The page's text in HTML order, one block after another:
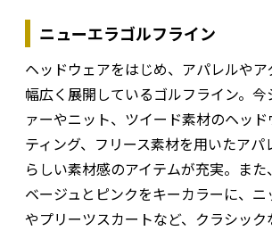
ニューエラゴルフライン
ヘッドウェアをはじめ、アパレルや
幅広く展開しているゴルフライン。今
ァーやニット、ツイード素材のヘッ
ティング、フリース素材を用いたアパ
らしい素材感のアイテムが充実。ま
ベージュとピンクをキーカラーに、
やプリーツスカートなど、クラシッ